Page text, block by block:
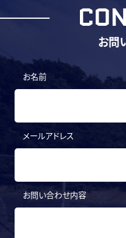
お問
お名前
メールアドレス
お問い合わせ内容